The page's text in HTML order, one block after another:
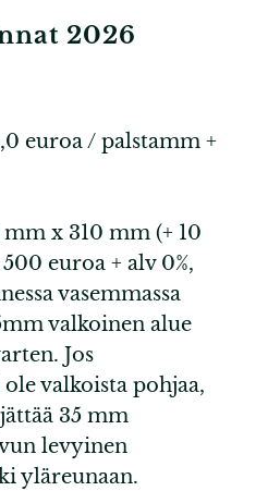
2026
euroa / palstamm +
x 310 mm (+ 10
euroa + alv 0%,
vasemmassa
valkoinen alue
Jos
ole valkoista pohjaa,
35 mm
levyinen
yläreunaan.